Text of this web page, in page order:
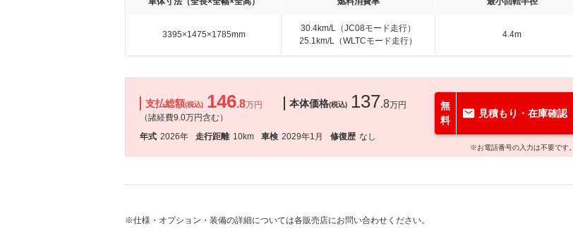
3395×1475×1785mm
30.4km/L（JC08モード走行）
25.1km/L（WLTCモード走行）
4.4m
支払総額(税込) 146.8万円
（諸経費9.0万円含む）
本体価格(税込) 137.8万円
年式 2026年 走行距離 10km 車検 2029年1月 修復歴 なし
無
料
見積もり・在庫確認
※お電話番号の入力は不要です。
※仕様・オプション・装備の詳細については各販売店にお問い合わせください。